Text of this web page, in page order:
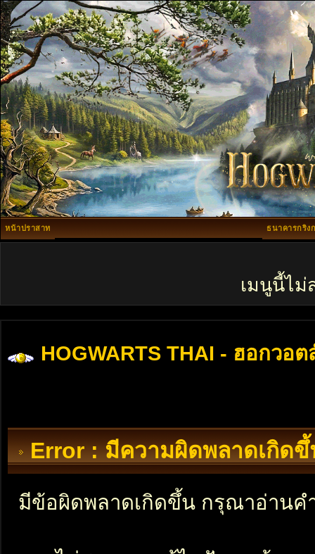
หน้าปราสาท ธนาคารกริง
เมนูนี้ไม่
HOGWARTS THAI - ฮอกวอต
Error : มีความผิดพลาดเกิดขึ้
มีข้อผิดพลาดเกิดขึ้น กรุณาอ่านค